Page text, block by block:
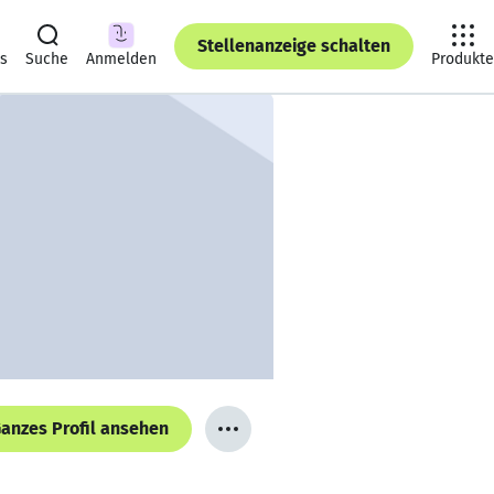
Suche Anmelden
Stellenanzeige schalten
Produkte
Profil ansehen